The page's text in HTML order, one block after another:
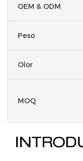
OEM & ODM
Peso
Olor
MOQ